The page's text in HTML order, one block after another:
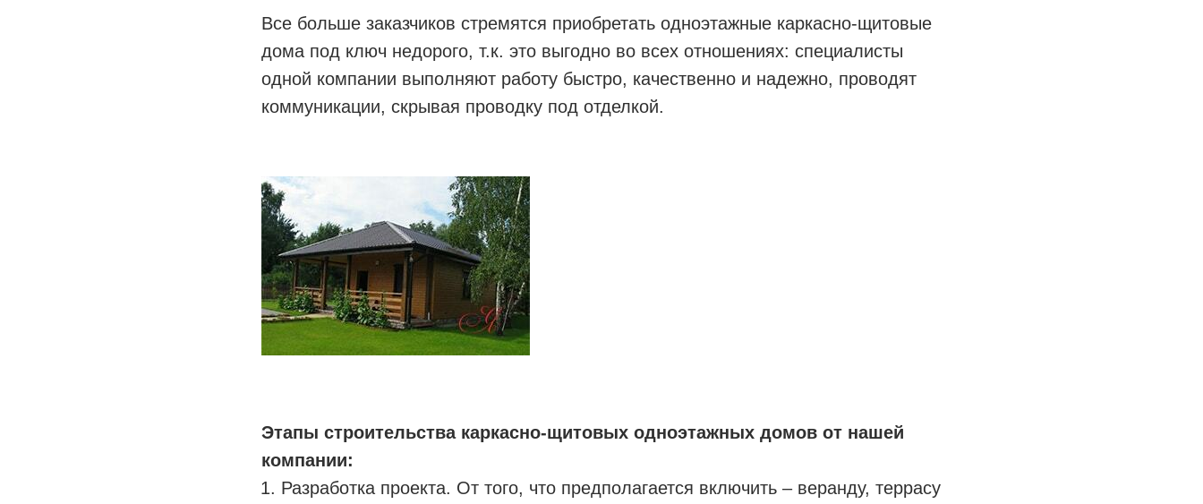
Все больше заказчиков стремятся приобретать одноэтажные каркасно-щитовые
дома под ключ недорого, т.к. это выгодно во всех отношениях: специалисты
одной компании выполняют работу быстро, качественно и надежно, проводят
коммуникации, скрывая проводку под отделкой.
Этапы строительства каркасно-щитовых одноэтажных домов от нашей
компании:
Разработка проекта. От того, что предполагается включить – веранду, террасу